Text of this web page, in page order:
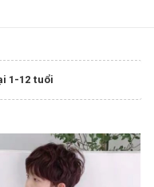
1-12 tuổi